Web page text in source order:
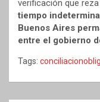
verificación que reza
tiempo
Buenos Aires
entre el gobierno
Tags: